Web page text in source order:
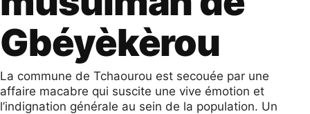
Gbéyèkèrou
​La commune de Tchaourou est secouée par une
affaire macabre qui suscite une vive émotion et
l’indignation générale au sein de la population. Un